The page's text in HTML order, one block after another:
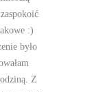
:)
było
Z